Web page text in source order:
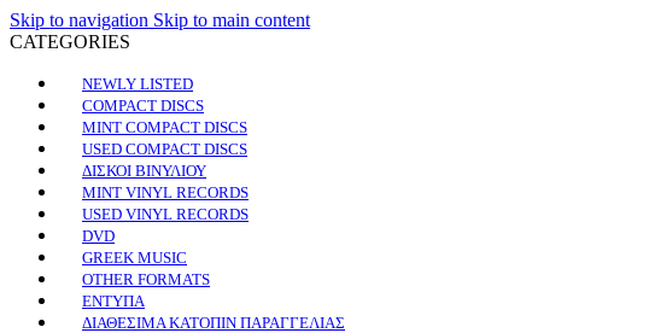
Skip to navigation Skip to main content
CATEGORIES
NEWLY LISTED
COMPACT DISCS
MINT COMPACT DISCS
USED COMPACT DISCS
ΔΙΣΚΟΙ ΒΙΝΥΛΙΟΥ
MINT VINYL RECORDS
USED VINYL RECORDS
DVD
GREEK MUSIC
OTHER FORMATS
ΕΝΤΥΠΑ
ΔΙΑΘΕΣΙΜΑ ΚΑΤΟΠΙΝ ΠΑΡΑΓΓΕΛΙΑΣ